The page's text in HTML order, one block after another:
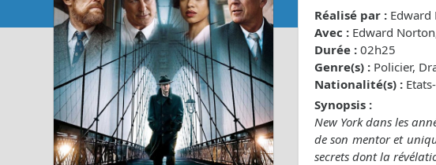
Réalisé par : Edward
Avec : Edward
Durée : 02h25
Genre(s) : Policier,
Nationalité(s) :
Synopsis :
New York dans les
de son mentor et
secrets dont la